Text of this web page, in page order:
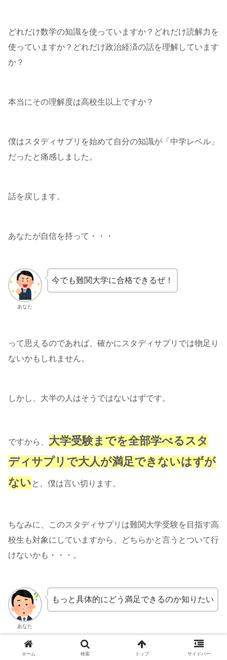
どれだけ数学の知識を使っていますか？どれだけ読解力を
使っていますか？どれだけ政治経済の話を理解しています
か？
本当にその理解度は高校生以上ですか？
僕はスタディサプリを始めて自分の知識が「中学レベル」
だったと痛感しました。
話を戻します。
あなたが自信を持って・・・
あなた
今でも難関大学に合格できるぜ！
って思えるのであれば、確かにスタディサプリでは物足り
ないかもしれません。
しかし、大半の人はそうではないはずです。
ですから、 大学受験までを全部学べるスタ
ディサプリで大人が満足できないはずが
ない と、僕は言い切ります。
ちなみに、このスタディサプリは難関大学受験を目指す高
校生も対象にしていますから、どちらかと言うとついて行
けないかも・・・。
あなた
もっと具体的にどう満足できるのか知りたい
ホーム 検索 トップ サイドバー